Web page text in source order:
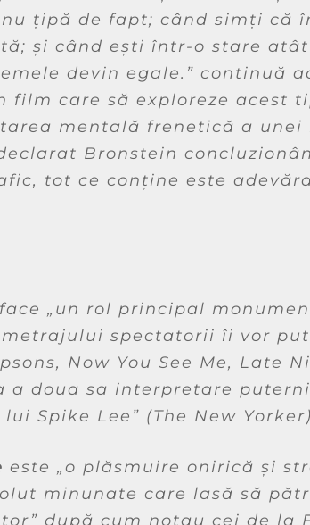
țipă de fapt; când simți că
și când ești într-o stare atât
devin egale.” continuă
film care să exploreze acest
mentală frenetică a unei
Bronstein
tot ce conține este
„un rol principal
spectatorii îi vor
Now You See Me, Late
a doua sa interpretare
Spike Lee” (The New
este „o plăsmuire onirică și
minunate care lasă să
după cum notau cei de la